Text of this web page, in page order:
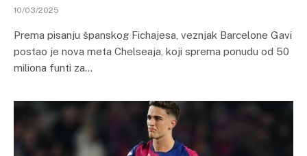
10/03/2025
Prema pisanju španskog Fichajesa, veznjak Barcelone Gavi
postao je nova meta Chelseaja, koji sprema ponudu od 50
miliona funti za…